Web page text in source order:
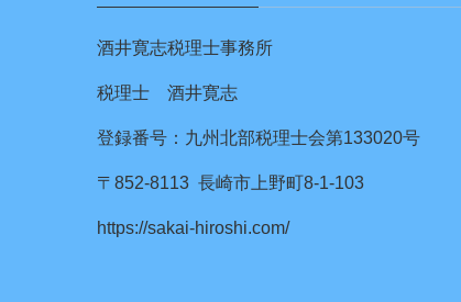
酒井寛志税理士事務所
税理士 酒井寛志
登録番号：九州北部税理士会第133020号
〒852-8113 長崎市上野町8-1-103
https://sakai-hiroshi.com/